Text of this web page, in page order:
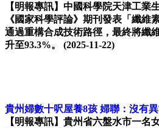
【明報專訊】中國科學院天津工業
《國家科學評論》期刊發表「纖維
通過重構合成技術路徑，最終將纖
升至93.3%。
(2025-11-22)
貴州婦數十呎屋養8孩 婦聯：沒有
【明報專訊】貴州省六盤水市一名